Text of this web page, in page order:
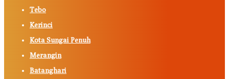
Tebo
Kerinci
Kota Sungai Penuh
Merangin
Batanghari